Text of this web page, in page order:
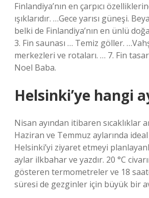
Finlandiya’nın en çarpıcı
ışıklarıdır. …Gece yarısı güneşi.
belki de Finlandiya’nın en ünlü
3. Fin saunası … Temiz göller.
merkezleri ve rotaları. … 7. Fin
Noel Baba.
Helsinki’ye hangi
Nisan ayından itibaren sıcaklıklar
Haziran ve Temmuz aylarında
Helsinki’yi ziyaret etmeyi
aylar ilkbahar ve yazdır. 20 °C
gösteren termometreler ve 18
süresi de gezginler için büyük bir